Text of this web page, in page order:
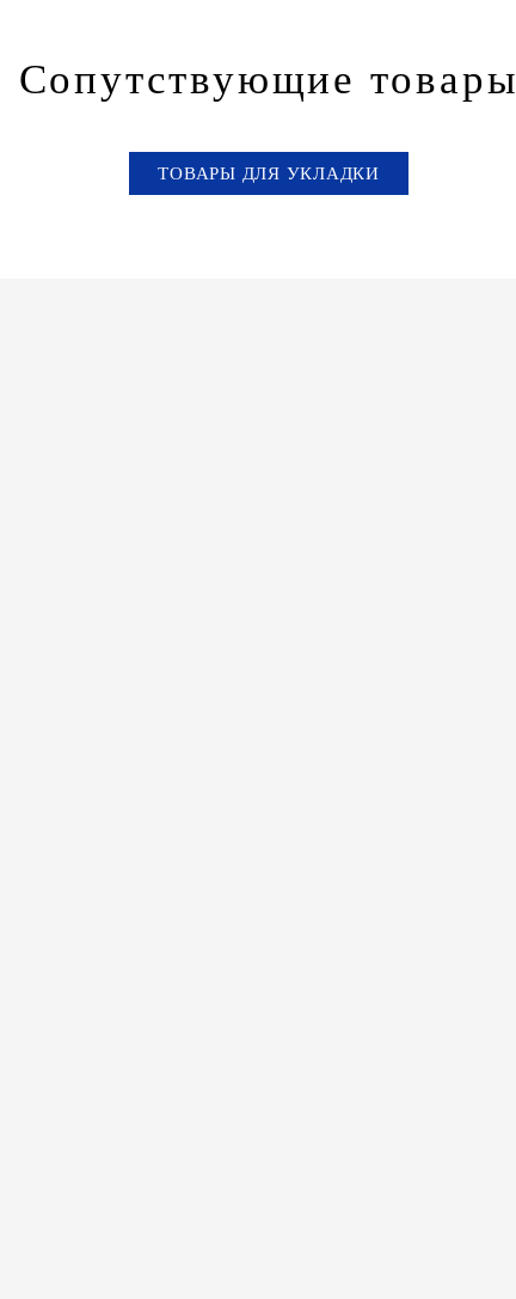
Сопутствующие товары
ТОВАРЫ ДЛЯ УКЛАДКИ